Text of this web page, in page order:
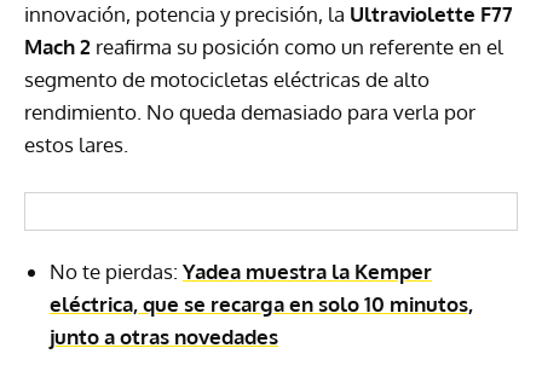
innovación, potencia y precisión, la Ultraviolette F77
Mach 2 reafirma su posición como un referente en el
segmento de motocicletas eléctricas de alto
rendimiento. No queda demasiado para verla por
estos lares.
No te pierdas: Yadea muestra la Kemper
eléctrica, que se recarga en solo 10 minutos,
junto a otras novedades